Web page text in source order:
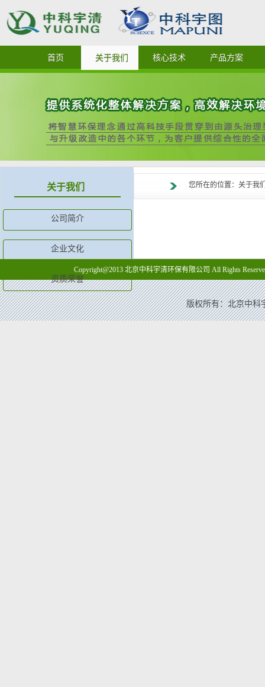
首页 关于我们 核心技术 产品方案
关于我们
公司简介
企业文化
资质荣誉
您所在的位置：关于我
Copyright@2013 北京中科宇清环保有限公司 All Rights
版权所有：北京中科